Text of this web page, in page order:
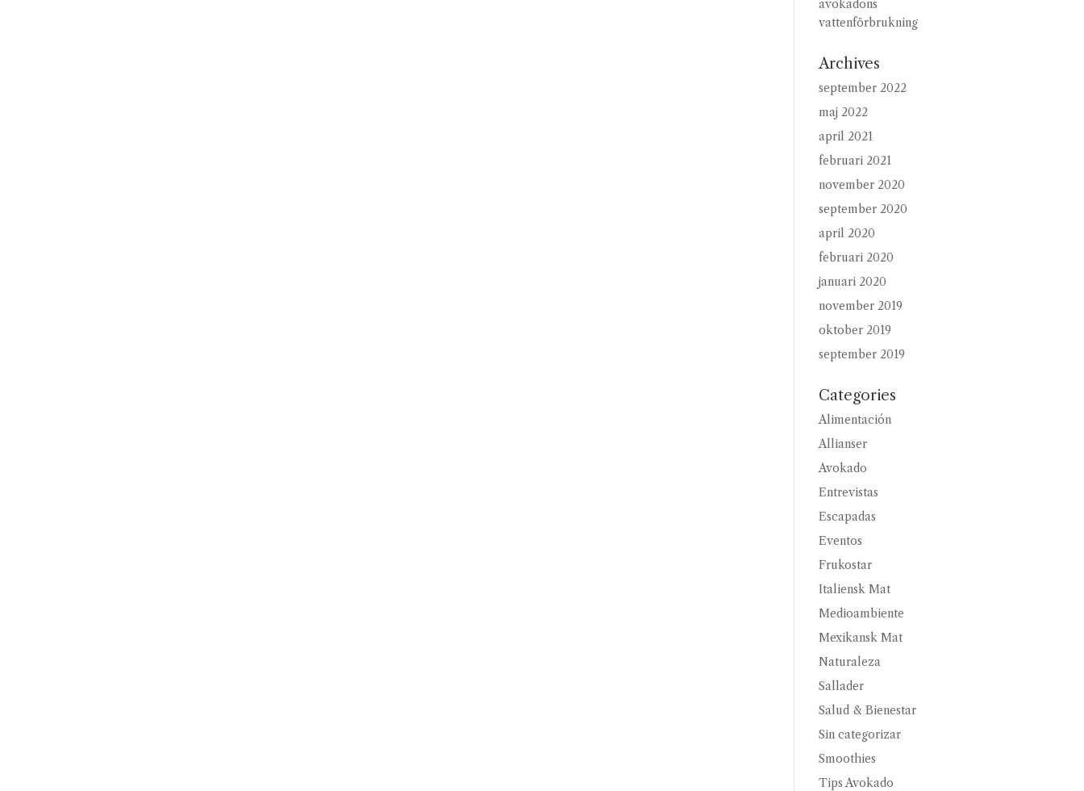
avokadons
vattenförbrukning
Archives
september 2022
maj 2022
april 2021
februari 2021
november 2020
september 2020
april 2020
februari 2020
januari 2020
november 2019
oktober 2019
september 2019
Categories
Alimentación
Allianser
Avokado
Entrevistas
Escapadas
Eventos
Frukostar
Italiensk Mat
Medioambiente
Mexikansk Mat
Naturaleza
Sallader
Salud & Bienestar
Sin categorizar
Smoothies
Tips Avokado